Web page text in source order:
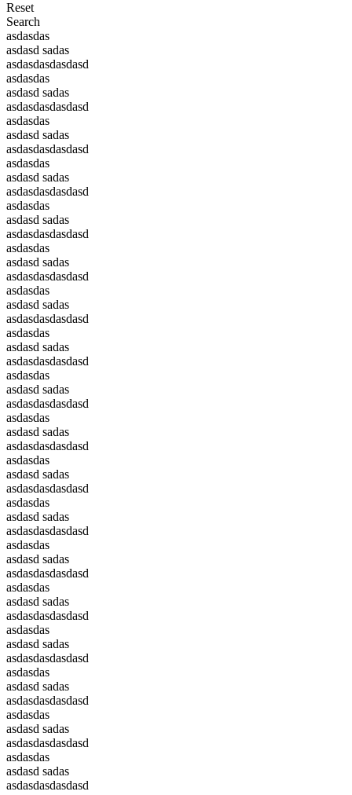
Reset
Search
asdasdas
asdasd sadas
asdasdasdasdasd
asdasdas
asdasd sadas
asdasdasdasdasd
asdasdas
asdasd sadas
asdasdasdasdasd
asdasdas
asdasd sadas
asdasdasdasdasd
asdasdas
asdasd sadas
asdasdasdasdasd
asdasdas
asdasd sadas
asdasdasdasdasd
asdasdas
asdasd sadas
asdasdasdasdasd
asdasdas
asdasd sadas
asdasdasdasdasd
asdasdas
asdasd sadas
asdasdasdasdasd
asdasdas
asdasd sadas
asdasdasdasdasd
asdasdas
asdasd sadas
asdasdasdasdasd
asdasdas
asdasd sadas
asdasdasdasdasd
asdasdas
asdasd sadas
asdasdasdasdasd
asdasdas
asdasd sadas
asdasdasdasdasd
asdasdas
asdasd sadas
asdasdasdasdasd
asdasdas
asdasd sadas
asdasdasdasdasd
asdasdas
asdasd sadas
asdasdasdasdasd
asdasdas
asdasd sadas
asdasdasdasdasd